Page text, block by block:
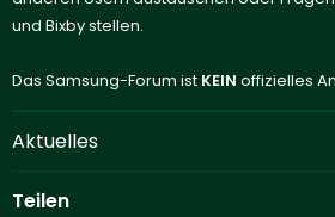
und Bixby stellen.
Das Samsung-Forum ist KEIN offizielles
Aktuelles
Teilen